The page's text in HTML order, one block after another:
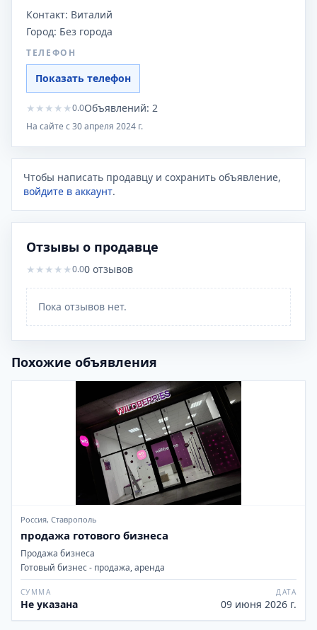
Контакт: Виталий
Город: Без города
ТЕЛЕФОН
Показать телефон
★ ★ ★ ★ ★0.0Объявлений: 2
На сайте с30 апреля 2024 г.
Чтобы написать продавцу и сохранить объявление,
войдите в аккаунт.
Отзывы о продавце
★ ★ ★ ★ ★0.00 отзывов
Пока отзывов нет.
Похожие объявления
Россия, Ставрополь
продажа готового бизнеса
Продажа бизнеса
Готовый бизнес - продажа, аренда
СУММА
Не указана
ДАТА
09 июня 2026 г.